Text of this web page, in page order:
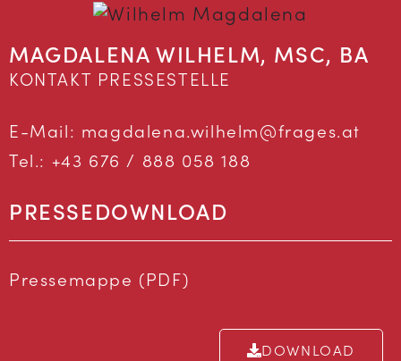
MAGDALENA WILHELM, MSC, BA
KONTAKT PRESSESTELLE
E-Mail: magdalena.wilhelm@frages.at
Tel.: +43 676 / 888 058 188
PRESSEDOWNLOAD
Pressemappe (PDF)
DOWNLOAD